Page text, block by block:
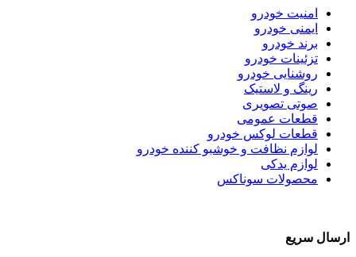
امنیت خودرو
ایمنی خودرو
برند خودرو
تزئینات خودرو
روشنایی خودرو
رینگ و لاستیک
صوتی تصویری
قطعات عمومی
قطعات لوکس خودرو
لوازم نظافت و خوشبو کننده خودرو
لوازم یدکی
محصولات سوناکس
ارسال سریع